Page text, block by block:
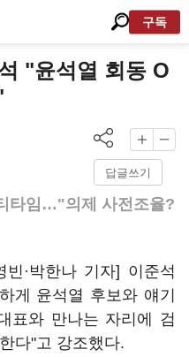
구독
"윤석열 회동 O
답글쓰기
타임…"의제 사전조율?
빈 · 박한나 기자] 이준석
게 윤석열 후보와 얘기
표와 만나는 자리에 검
다"고 강조했다.